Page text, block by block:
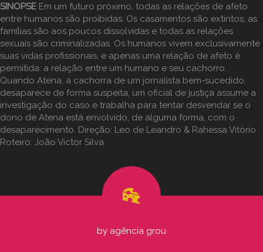
SINOPSE Em um futuro próximo, todas as relações de afeto
entre humanos são proibidas. Os casamentos são extintos, as
famílias são aos poucos dissolvidas e todas as relações
sexuais são criminalizadas. Os humanos vivem exclusivamente
suas vidas profissionais, e apenas uma relação de afeto é
permitida: a relação entre um humano e seu cachorro.
Quando Atena, a cachorra de um jornalista bem-sucedido,
desaparece de forma suspeita, um oficial de justiça assume a
investigação do caso e trabalha para tentar desvendar se o
dono de Atena está envolvido, de alguma forma, com o
desaparecimento. Direção: Leo de Leandro & Rahessa Vitório
Roteiro: João Victor Silva
by agência grou